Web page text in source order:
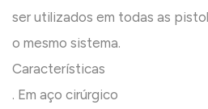
ser utilizados em todas as
o mesmo sistema.
Características
. Em aço cirúrgico